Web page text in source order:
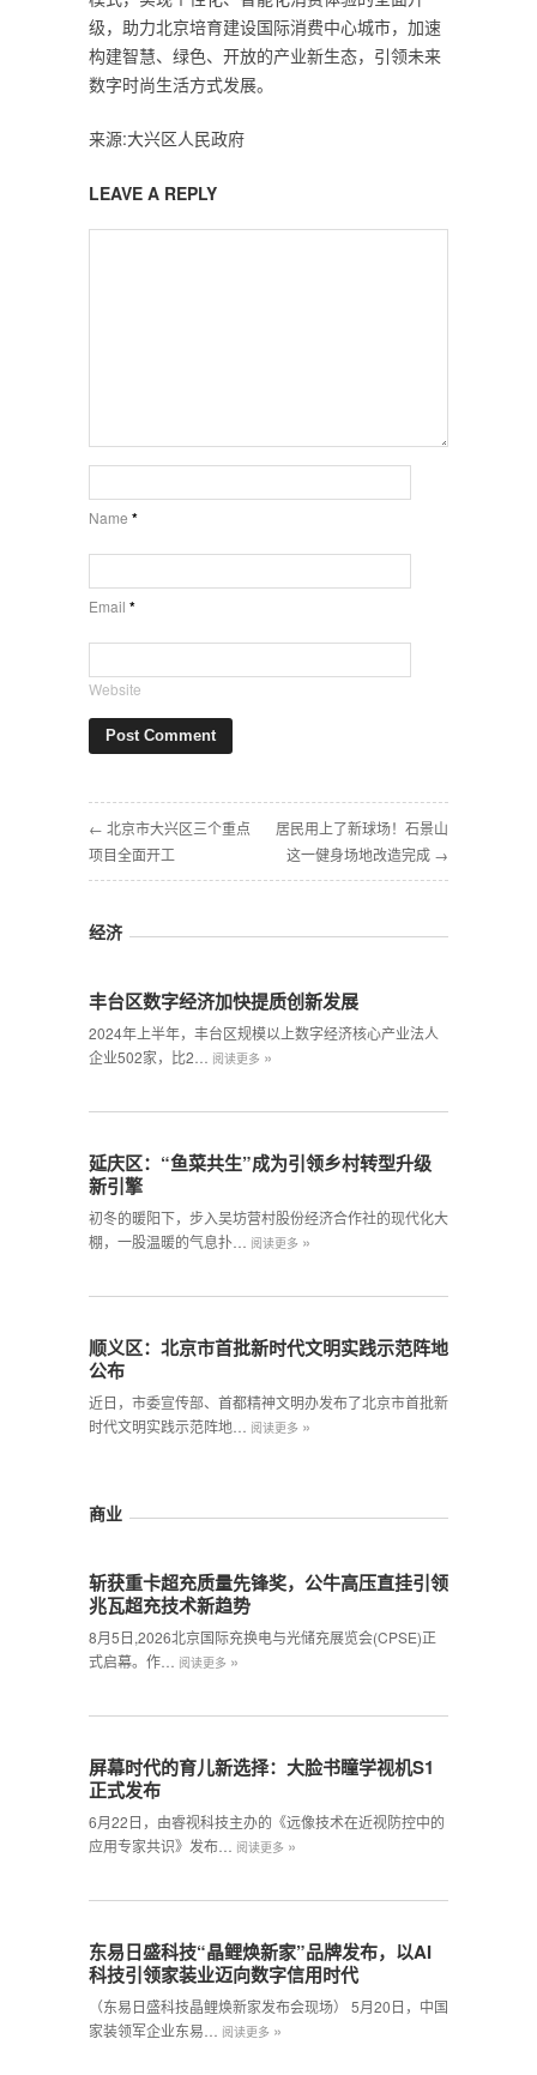
级，助力北京培育建设国际消费中心城市，加速
构建智慧、绿色、开放的产业新生态，引领未来
数字时尚生活方式发展。
来源:大兴区人民政府
LEAVE A REPLY
Name *
Email *
Website
← 北京市大兴区三个重点
项目全面开工
居民用上了新球场！石景山
这一健身场地改造完成 →
经济
丰台区数字经济加快提质创新发展
2024年上半年，丰台区规模以上数字经济核心产业法人
企业502家，比2…
阅读更多 »
延庆区：“鱼菜共生”成为引领乡村转型升级
新引擎
初冬的暖阳下，步入吴坊营村股份经济合作社的现代化大
棚，一股温暖的气息扑…
阅读更多 »
顺义区：北京市首批新时代文明实践示范阵地
公布
近日，市委宣传部、首都精神文明办发布了北京市首批新
时代文明实践示范阵地…
阅读更多 »
商业
斩获重卡超充质量先锋奖，公牛高压直挂引领
兆瓦超充技术新趋势
8月5日,2026北京国际充换电与光储充展览会(CPSE)正
式启幕。作…
阅读更多 »
屏幕时代的育儿新选择：大脸书瞳学视机S1
正式发布
6月22日，由睿视科技主办的《远像技术在近视防控中的
应用专家共识》发布…
阅读更多 »
东易日盛科技“晶鲤焕新家”品牌发布，以AI
科技引领家装业迈向数字信用时代
（东易日盛科技晶鲤焕新家发布会现场） 5月20日，中国
家装领军企业东易…
阅读更多 »